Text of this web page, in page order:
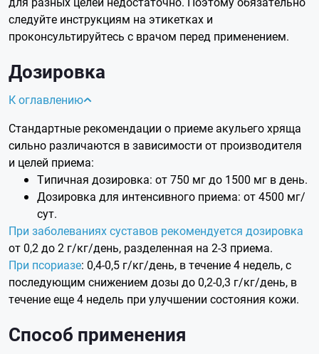
следуйте инструкциям на этикетках и
проконсультируйтесь с врачом перед применением.
Дозировка
К оглавлению
Стандартные рекомендации о приеме акульего хряща
сильно различаются в зависимости от производителя
и целей приема:
Типичная дозировка: от 750 мг до 1500 мг в день.
Дозировка для интенсивного приема: от 4500 мг/
сут.
При заболеваниях суставов рекомендуется дозировка
от 0,2 до 2 г/кг/день, разделенная на 2-3 приема.
При псориазе: 0,4-0,5 г/кг/день, в течение 4 недель, с
последующим снижением дозы до 0,2-0,3 г/кг/день, в
течение еще 4 недель при улучшении состояния кожи.
Способ применения